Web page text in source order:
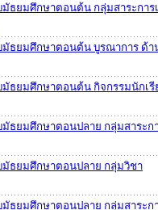
ธยมศึกษาตอนต้น กลุ่มสาระการ
มัธยมศึกษาตอนต้น บูรณาการ ด้า
มัธยมศึกษาตอนต้น กิจกรรมนักเรี
ธยมศึกษาตอนปลาย กลุ่มสาระก
มัธยมศึกษาตอนปลาย กลุ่มวิชา
ธยมศึกษาตอนปลาย กลุ่มสาระก